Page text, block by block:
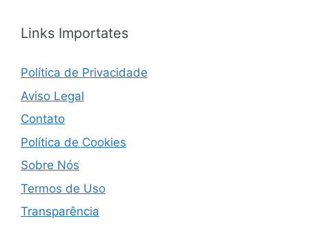
Links Importates
Política de Privacidade
Aviso Legal
Contato
Política de Cookies
Sobre Nós
Termos de Uso
Transparência